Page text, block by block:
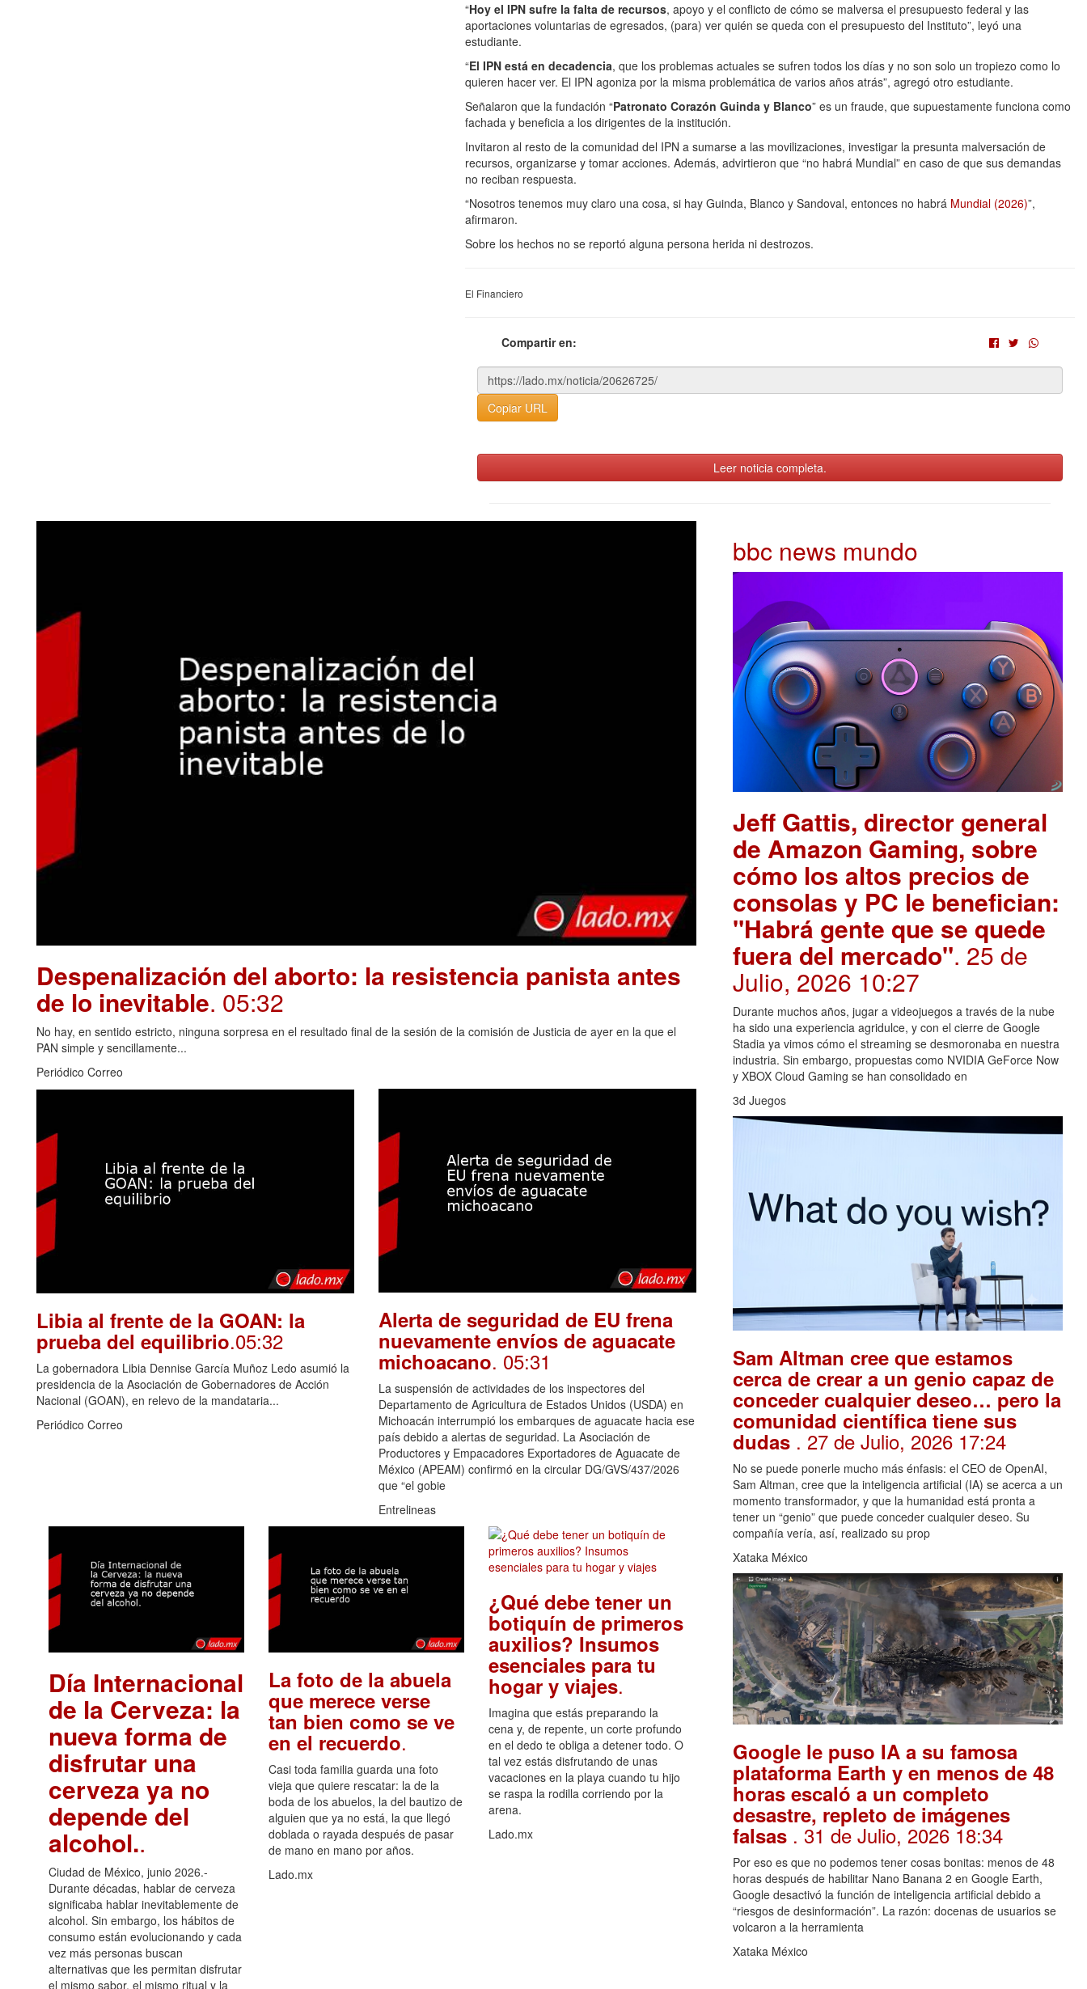
“Hoy el IPN sufre la falta de recursos, apoyo y el conflicto de cómo se malversa el presupuesto federal y las
aportaciones voluntarias de egresados, (para) ver quién se queda con el presupuesto del Instituto”, leyó una
estudiante.
“El IPN está en decadencia, que los problemas actuales se sufren todos los días y no son solo un tropiezo como lo
quieren hacer ver. El IPN agoniza por la misma problemática de varios años atrás”, agregó otro estudiante.
Señalaron que la fundación “Patronato Corazón Guinda y Blanco” es un fraude, que supuestamente funciona como
fachada y beneficia a los dirigentes de la institución.
Invitaron al resto de la comunidad del IPN a sumarse a las movilizaciones, investigar la presunta malversación de
recursos, organizarse y tomar acciones. Además, advirtieron que “no habrá Mundial” en caso de que sus demandas
no reciban respuesta.
“Nosotros tenemos muy claro una cosa, si hay Guinda, Blanco y Sandoval, entonces no habrá Mundial (2026)”,
afirmaron.
Sobre los hechos no se reportó alguna persona herida ni destrozos.
El Financiero
Compartir en:
Copiar URL
Leer noticia completa.
Despenalización del aborto: la resistencia panista antes
de lo inevitable. 05:32
No hay, en sentido estricto, ninguna sorpresa en el resultado final de la sesión de la comisión de Justicia de ayer en la que el
PAN simple y sencillamente...
Periódico Correo
Libia al frente de la GOAN: la
prueba del equilibrio.05:32
La gobernadora Libia Dennise García Muñoz Ledo asumió la
presidencia de la Asociación de Gobernadores de Acción
Nacional (GOAN), en relevo de la mandataria...
Periódico Correo
Alerta de seguridad de EU frena
nuevamente envíos de aguacate
michoacano. 05:31
La suspensión de actividades de los inspectores del
Departamento de Agricultura de Estados Unidos (USDA) en
Michoacán interrumpió los embarques de aguacate hacia ese
país debido a alertas de seguridad. La Asociación de
Productores y Empacadores Exportadores de Aguacate de
México (APEAM) confirmó en la circular DG/GVS/437/2026
que “el gobie
Entrelineas
Día Internacional
de la Cerveza: la
nueva forma de
disfrutar una
cerveza ya no
depende del
alcohol..
Ciudad de México, junio 2026.-
Durante décadas, hablar de cerveza
significaba hablar inevitablemente de
alcohol. Sin embargo, los hábitos de
consumo están evolucionando y cada
vez más personas buscan
alternativas que les permitan disfrutar
el mismo sabor, el mismo ritual y la
La foto de la abuela
que merece verse
tan bien como se ve
en el recuerdo.
Casi toda familia guarda una foto
vieja que quiere rescatar: la de la
boda de los abuelos, la del bautizo de
alguien que ya no está, la que llegó
doblada o rayada después de pasar
de mano en mano por años.
Lado.mx
¿Qué debe tener un
botiquín de primeros
auxilios? Insumos
esenciales para tu
hogar y viajes.
Imagina que estás preparando la
cena y, de repente, un corte profundo
en el dedo te obliga a detener todo. O
tal vez estás disfrutando de unas
vacaciones en la playa cuando tu hijo
se raspa la rodilla corriendo por la
arena.
Lado.mx
bbc news mundo
Jeff Gattis, director general
de Amazon Gaming, sobre
cómo los altos precios de
consolas y PC le benefician:
"Habrá gente que se quede
fuera del mercado". 25 de
Julio, 2026 10:27
Durante muchos años, jugar a videojuegos a través de la nube
ha sido una experiencia agridulce, y con el cierre de Google
Stadia ya vimos cómo el streaming se desmoronaba en nuestra
industria. Sin embargo, propuestas como NVIDIA GeForce Now
y XBOX Cloud Gaming se han consolidado en
3d Juegos
Sam Altman cree que estamos
cerca de crear a un genio capaz de
conceder cualquier deseo… pero la
comunidad científica tiene sus
dudas . 27 de Julio, 2026 17:24
No se puede ponerle mucho más énfasis: el CEO de OpenAI,
Sam Altman, cree que la inteligencia artificial (IA) se acerca a un
momento transformador, y que la humanidad está pronta a
tener un “genio” que puede conceder cualquier deseo. Su
compañía vería, así, realizado su prop
Xataka México
Google le puso IA a su famosa
plataforma Earth y en menos de 48
horas escaló a un completo
desastre, repleto de imágenes
falsas . 31 de Julio, 2026 18:34
Por eso es que no podemos tener cosas bonitas: menos de 48
horas después de habilitar Nano Banana 2 en Google Earth,
Google desactivó la función de inteligencia artificial debido a
“riesgos de desinformación”. La razón: docenas de usuarios se
volcaron a la herramienta
Xataka México